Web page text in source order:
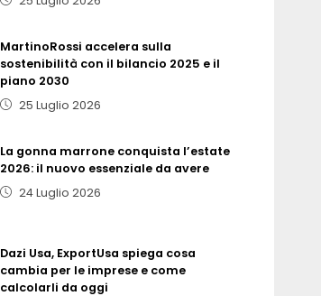
MartinoRossi accelera sulla
sostenibilità con il bilancio 2025 e il
piano 2030
25 Luglio 2026
La gonna marrone conquista l’estate
2026: il nuovo essenziale da avere
24 Luglio 2026
Dazi Usa, ExportUsa spiega cosa
cambia per le imprese e come
calcolarli da oggi